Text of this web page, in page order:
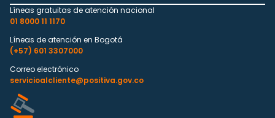
Líneas gratuitas de atención nacional
01 8000 11 1170
Líneas de atención en Bogotá
(+57) 601 3307000
Correo electrónico
servicioalcliente@positiva.gov.co